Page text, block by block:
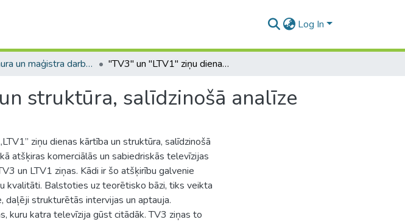
Log In
Bakalaura un maģistra darbi (SZF) / Bachelor's and Master's theses "TV3" un "LTV1" ziņu dienas kārtība un struktūra, salīdzinošā analīze
struktūra, salīdzinošā analīze
ziņu dienas kārtība un struktūra, salīdzinošā
atšķiras komerciālās un sabiedriskās televīzijas
un LTV1 ziņas. Kādi ir šo atšķirību galvenie
kvalitāti. Balstoties uz teorētisko bāzi, tiks veikta
daļēji strukturētās intervijas un aptauja.
kuru katra televīzija gūst citādāk. TV3 ziņas to